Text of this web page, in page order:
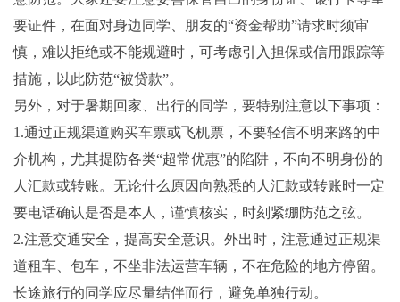
要证件，在面对身边同学、朋友的“资金帮助”请求时须审
慎，难以拒绝或不能规避时，可考虑引入担保或信用跟踪等
措施，以此防范“被贷款”。
另外，对于暑期回家、出行的同学，要特别注意以下事项：
1.通过正规渠道购买车票或飞机票，不要轻信不明来路的中
介机构，尤其提防各类“超常优惠”的陷阱，不向不明身份的
人汇款或转账。无论什么原因向熟悉的人汇款或转账时一定
要电话确认是否是本人，谨慎核实，时刻紧绷防范之弦。
2.注意交通安全，提高安全意识。外出时，注意通过正规渠
道租车、包车，不坐非法运营车辆，不在危险的地方停留。
长途旅行的同学应尽量结伴而行，避免单独行动。